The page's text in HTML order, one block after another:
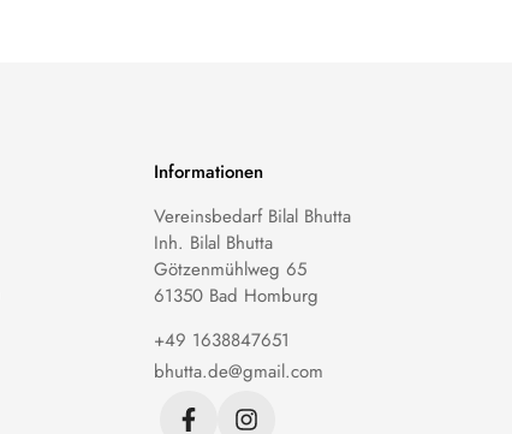
Informationen
Vereinsbedarf Bilal Bhutta
Inh. Bilal Bhutta
Götzenmühlweg 65
61350 Bad Homburg
+49 1638847651
bhutta.de@gmail.com